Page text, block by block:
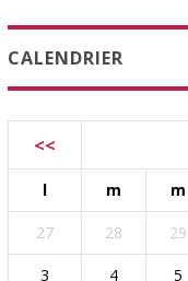
CALENDRIER
<<
l m m
27 28 29
3 4 5